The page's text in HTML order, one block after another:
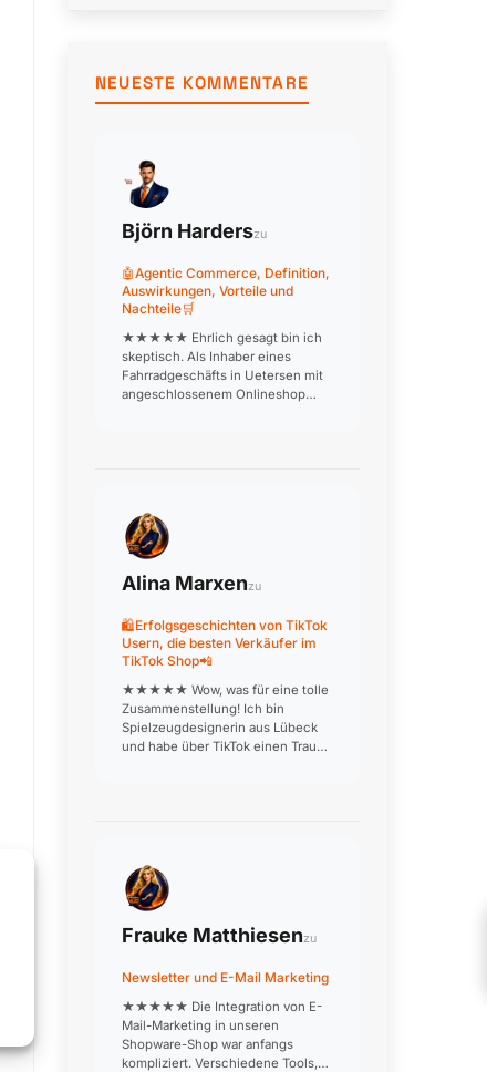
3
Uhr.
NEUESTE KOMMENTARE
Björn Harderszu
🤖Agentic Commerce, Definition,
Auswirkungen, Vorteile und
Nachteile🛒
★★★★★ Ehrlich gesagt bin ich
skeptisch. Als Inhaber eines
Fahrradgeschäfts in Uetersen mit
angeschlossenem Onlineshop
Alina Marxenzu
🛍️Erfolgsgeschichten von TikTok
Usern, die besten Verkäufer im
TikTok Shop📲
★★★★★ Wow, was für eine tolle
Zusammenstellung! Ich bin
Spielzeugdesignerin aus Lübeck
und habe über TikTok einen Traum
Frauke Matthiesenzu
Newsletter und E-Mail Marketing
★★★★★ Die Integration von E-
Mail-Marketing in unseren
Shopware-Shop war anfangs
kompliziert. Verschiedene Tools,